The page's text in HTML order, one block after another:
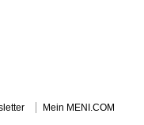
Mein MENI.COM